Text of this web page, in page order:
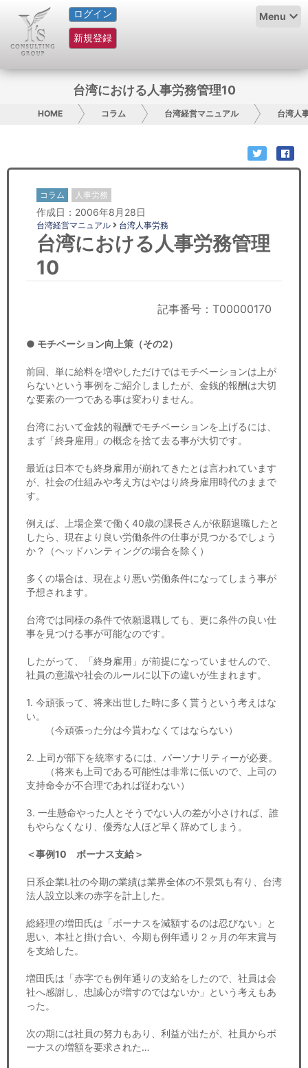
ログイン
新規登録
Menu
HOME
サービス紹介
グループ概要
日本人にPR
コンサルティング
リサーチ
経済ニュース
労務顧問
飲食店情報
台湾における人事労務管理10
HOME コラム 台湾経営マニュアル 台湾人
コラム 人事労務
作成日：2006年8月28日
台湾経営マニュアル 台湾人事労務
台湾における人事労務管理
10
記事番号：T00000170
● モチベーション向上策（その2）
前回、単に給料を増やしただけではモチベーションは上が
らないという事例をご紹介しましたが、金銭的報酬は大切
な要素の一つである事は変わりません。
台湾において金銭的報酬でモチベーションを上げるには、
まず「終身雇用」の概念を捨て去る事が大切です。
最近は日本でも終身雇用が崩れてきたとは言われています
が、社会の仕組みや考え方はやはり終身雇用時代のままで
す。
例えば、上場企業で働く40歳の課長さんが依願退職したと
したら、現在より良い労働条件の仕事が見つかるでしょう
か？（ヘッドハンティングの場合を除く）
多くの場合は、現在より悪い労働条件になってしまう事が
予想されます。
台湾では同様の条件で依願退職しても、更に条件の良い仕
事を見つける事が可能なのです。
したがって、「終身雇用」が前提になっていませんので、
社員の意識や社会のルールに以下の違いが生まれます。
1. 今頑張って、将来出世した時に多く貰うという考えはな
い。
（今頑張った分は今貰わなくてはならない）
2. 上司が部下を統率するには、パーソナリティーが必要。
（将来も上司である可能性は非常に低いので、上司の
支持命令が不合理であれば従わない）
3. 一生懸命やった人とそうでない人の差が小さければ、誰
もやらなくなり、優秀な人ほど早く辞めてしまう。
＜事例10 ボーナス支給＞
日系企業L社の今期の業績は業界全体の不景気も有り、台湾
法人設立以来の赤字を計上した。
総経理の増田氏は「ボーナスを減額するのは忍びない」と
思い、本社と掛け合い、今期も例年通り２ヶ月の年末賞与
を支給した。
増田氏は「赤字でも例年通りの支給をしたので、社員は会
社へ感謝し、忠誠心が増すのではないか」という考えもあ
った。
次の期には社員の努力もあり、利益が出たが、社員からボ
ーナスの増額を要求された…